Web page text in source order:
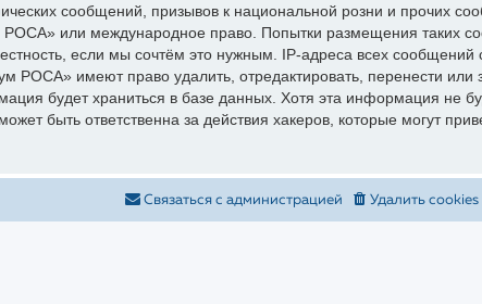
сообщений, призывов к национальной розни и прочих
или международное право. Попытки размещения таких
если мы сочтём это нужным. IP-адреса всех сообщений
РОСА» имеют право удалить, отредактировать, перенести или
будет храниться в базе данных. Хотя эта информация не
быть ответственна за действия хакеров, которые могут
Удалить cookies
Связаться с администрацией